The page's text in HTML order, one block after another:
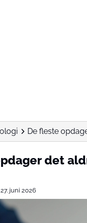
De fleste
det
27. juni 2026